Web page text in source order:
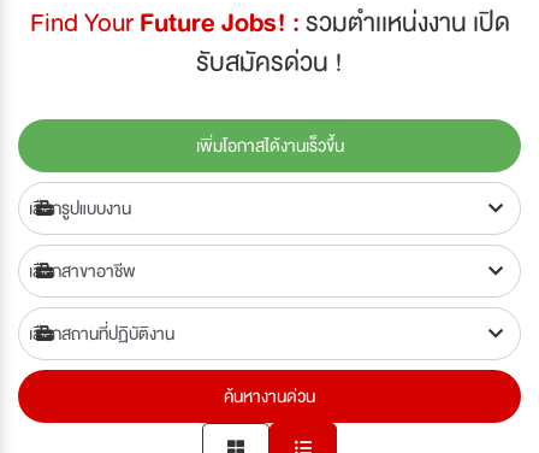
Find YourFuture Jobs! :รวมตำเเหน่งงาน เปิด
รับสมัครด่วน !
เพิ่มโอกาสได้งานเร็วขึ้น
ค้นหางานด่วน